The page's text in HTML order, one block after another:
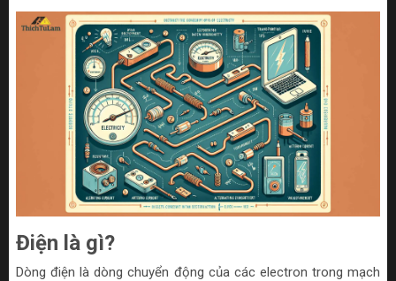
Điện là gì?
Dòng điện là dòng chuyển động của các electron trong mạch